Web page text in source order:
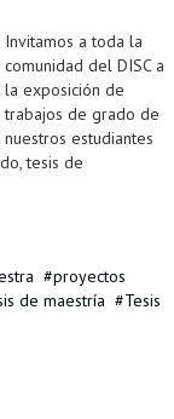
Invitamos a toda la
comunidad del DISC a
la exposición de
trabajos de grado de
nuestros estudiantes
tesis de
proyectos
de maestría
Tesis